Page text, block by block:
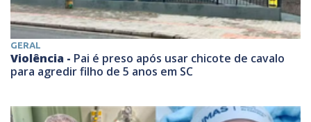
GERAL
Violência - Pai é preso após usar chicote de cavalo
para agredir filho de 5 anos em SC